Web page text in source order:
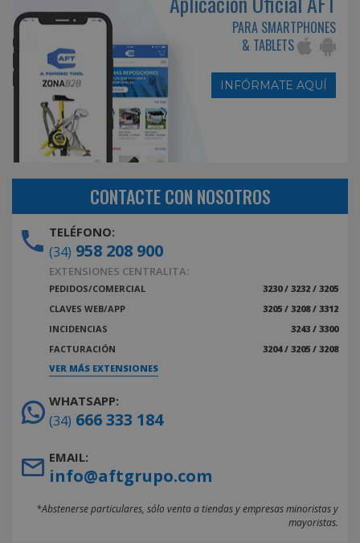
PARA SMARTPHONES
& TABLETS
INFÓRMATE AQUÍ
CONTACTE CON NOSOTROS
TELÉFONO:
(34) 958 208 900
EXTENSIONES CENTRALITA:
PEDIDOS/COMERCIAL
3230 / 3232 / 3205
CLAVES WEB/APP
3205 / 3208 / 3312
INCIDENCIAS
3243 / 3300
FACTURACIÓN
3204 / 3205 / 3208
VER MÁS EXTENSIONES
WHATSAPP:
(34) 666 333 184
EMAIL:
info@aftgrupo.com
*Abstenerse particulares, sólo venta a tiendas y empresas minoristas y
mayoristas.